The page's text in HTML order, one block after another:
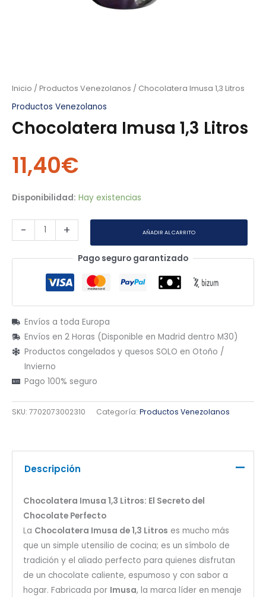
Inicio / Productos Venezolanos / Chocolatera Imusa 1,3 Litros
Productos Venezolanos
Chocolatera Imusa 1,3 Litros
11,40€
Disponibilidad: Hay existencias
- + AÑADIR AL CARRITO
Pago seguro garantizado
Envíos a toda Europa
Envíos en 2 Horas (Disponible en Madrid dentro M30)
Productos congelados y quesos SOLO en Otoño /
Invierno
Pago 100% seguro
SKU: 7702073002310 Categoría: Productos Venezolanos
Descripción
Chocolatera Imusa 1,3 Litros: El Secreto del
Chocolate Perfecto
La Chocolatera Imusa de 1,3 Litros es mucho más
que un simple utensilio de cocina; es un símbolo de
tradición y el aliado perfecto para quienes disfrutan
de un chocolate caliente, espumoso y con sabor a
hogar. Fabricada por Imusa, la marca líder en menaje